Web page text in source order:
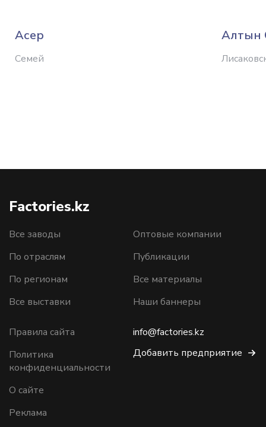
Асер
Семей
Алтын
Factories.kz
Все заводы
По отраслям
По регионам
Все выставки
Оптовые компании
Публикации
Все материалы
Наши баннеры
Правила сайта
Политика
конфиденциальности
О сайте
Реклама
info@factories.kz
Добавить предприятие